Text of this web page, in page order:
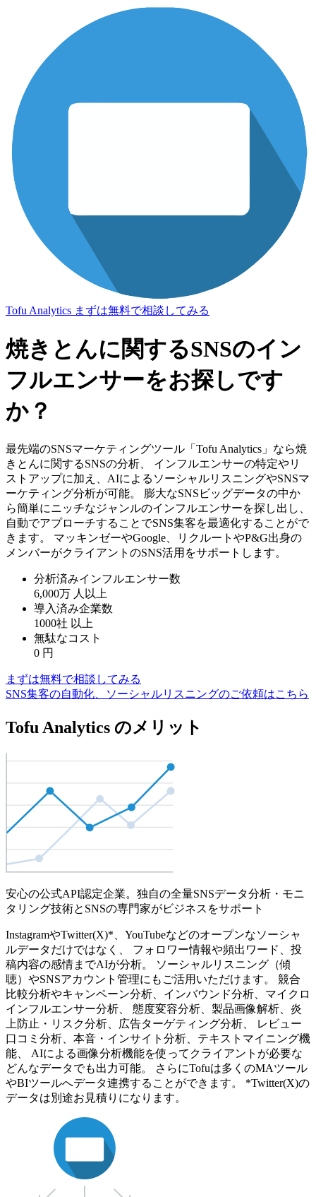
Tofu Analytics まずは無料で相談してみる
焼きとんに関するSNSのイン
フルエンサーをお探しです
か？
最先端のSNSマーケティングツール「Tofu Analytics」なら焼
きとんに関するSNSの分析、 インフルエンサーの特定やリ
ストアップに加え、AIによるソーシャルリスニングやSNSマ
ーケティング分析が可能。 膨大なSNSビッグデータの中か
ら簡単にニッチなジャンルのインフルエンサーを探し出し、
自動でアプローチすることでSNS集客を最適化することがで
きます。 マッキンゼーやGoogle、リクルートやP&G出身の
メンバーがクライアントのSNS活用をサポートします。
分析済みインフルエンサー数
6,000万 人以上
導入済み企業数
1000社 以上
無駄なコスト
0 円
まずは無料で相談してみる
SNS集客の自動化、ソーシャルリスニングのご依頼はこちら
Tofu Analytics のメリット
安心の公式API認定企業。独自の全量SNSデータ分析・モニ
タリング技術とSNSの専門家がビジネスをサポート
InstagramやTwitter(X)*、YouTubeなどのオープンなソーシャ
ルデータだけではなく、 フォロワー情報や頻出ワード、投
稿内容の感情までAIが分析。 ソーシャルリスニング（傾
聴）やSNSアカウント管理にもご活用いただけます。 競合
比較分析やキャンペーン分析、インバウンド分析、マイクロ
インフルエンサー分析、 態度変容分析、製品画像解析、炎
上防止・リスク分析、広告ターゲティング分析、 レビュー
口コミ分析、本音・インサイト分析、テキストマイニング機
能、 AIによる画像分析機能を使ってクライアントが必要な
どんなデータでも出力可能。 さらにTofuは多くのMAツール
やBIツールへデータ連携することができます。 *Twitter(X)の
データは別途お見積りになります。